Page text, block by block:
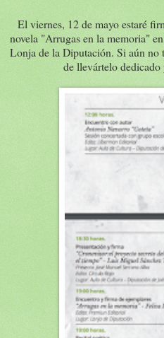
El viernes, 12 de mayo estaré
novela "Arrugas en la memoria"
Lonja de la Diputación. Si aún no
de llevártelo